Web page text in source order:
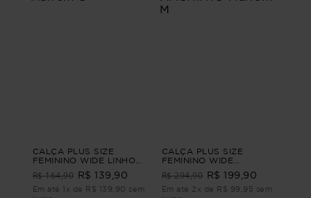
CALÇA PLUS SIZE
FEMININO WIDE LINHO
AMPLITUDE Marrom G
R$ 164,90 R$ 139,90
Em até 1x de R$ 139,90 sem
CALÇA PLUS SIZE
FEMININO WIDE
ALFAIATARIA MACHIATO
Marrom M
R$ 294,90 R$ 199,90
Em até 2x de R$ 99,95 sem